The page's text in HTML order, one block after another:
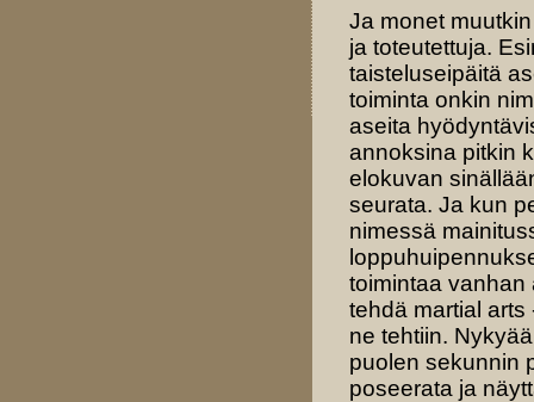
Ja monet
ja toteutettuja.
taisteluseipäitä
toiminta onkin
aseita
annoksina pitkin
elokuvan
seurata. Ja kun
nimessä
toimintaa vanhan
tehdä martial
ne tehtiin.
puolen sekunnin
poseerata ja